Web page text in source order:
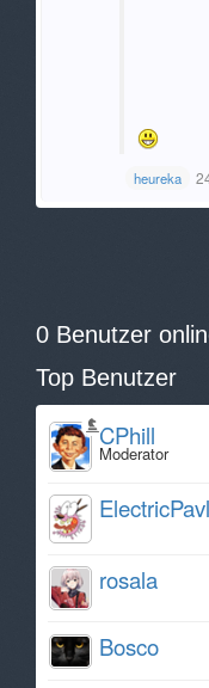
heureka
0 Benutzer
Top Benutzer
CPhill
Moderator
rosala
Bosco